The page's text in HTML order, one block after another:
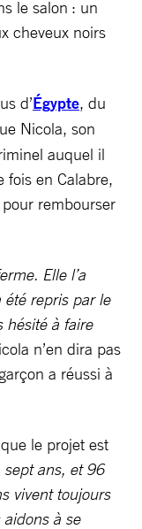
le salon : un
cheveux noirs
d’Égypte, du
Nicola, son
auquel il
fois en Calabre,
rembourser
Elle l’a
repris par le
hésité à faire
n’en dira pas
a réussi à
le projet est
sept ans, et 96
vivent toujours
à se